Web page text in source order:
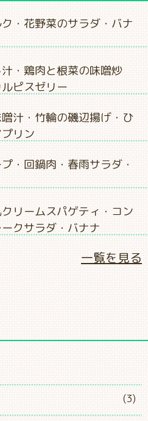
・花野菜のサラダ・バナ
・鶏肉と根菜の味噌炒
ピスゼリー
汁・竹輪の磯辺揚げ・ひ
リン
・回鍋肉・春雨サラダ・
リームスパゲティ・コン
クサラダ・バナナ
一覧を見る
(3)